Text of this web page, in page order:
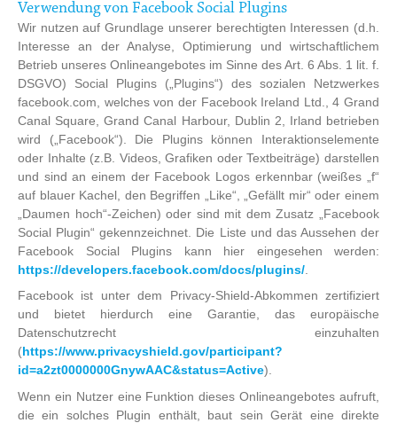
Verwendung von Facebook Social Plugins
Wir nutzen auf Grundlage unserer berechtigten Interessen (d.h.
Interesse an der Analyse, Optimierung und wirtschaftlichem
Betrieb unseres Onlineangebotes im Sinne des Art. 6 Abs. 1 lit. f.
DSGVO) Social Plugins („Plugins“) des sozialen Netzwerkes
facebook.com, welches von der Facebook Ireland Ltd., 4 Grand
Canal Square, Grand Canal Harbour, Dublin 2, Irland betrieben
wird („Facebook“). Die Plugins können Interaktionselemente
oder Inhalte (z.B. Videos, Grafiken oder Textbeiträge) darstellen
und sind an einem der Facebook Logos erkennbar (weißes „f“
auf blauer Kachel, den Begriffen „Like“, „Gefällt mir“ oder einem
„Daumen hoch“-Zeichen) oder sind mit dem Zusatz „Facebook
Social Plugin“ gekennzeichnet. Die Liste und das Aussehen der
Facebook Social Plugins kann hier eingesehen werden:
https://developers.facebook.com/docs/plugins/
Facebook ist unter dem Privacy-Shield-Abkommen zertifiziert
und bietet hierdurch eine Garantie, das europäische
Datenschutzrecht einzuhalten
(https://www.privacyshield.gov/participant?
id=a2zt0000000GnywAAC&status=Active).
Wenn ein Nutzer eine Funktion dieses Onlineangebotes aufruft,
die ein solches Plugin enthält, baut sein Gerät eine direkte